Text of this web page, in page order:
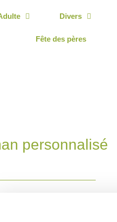
Divers
Fête des pères
personnalisé